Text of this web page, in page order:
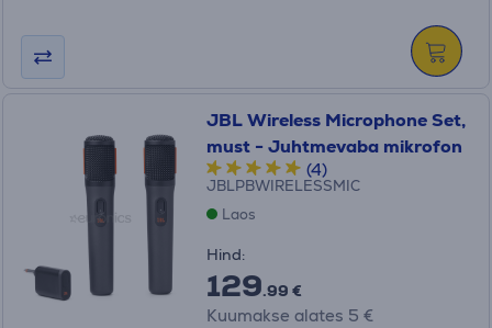
JBL Wireless Microphone Set,
must - Juhtmevaba mikrofon
(4)
JBLPBWIRELESSMIC
Laos
Hind:
129.99 €
Kuumakse alates 5 €